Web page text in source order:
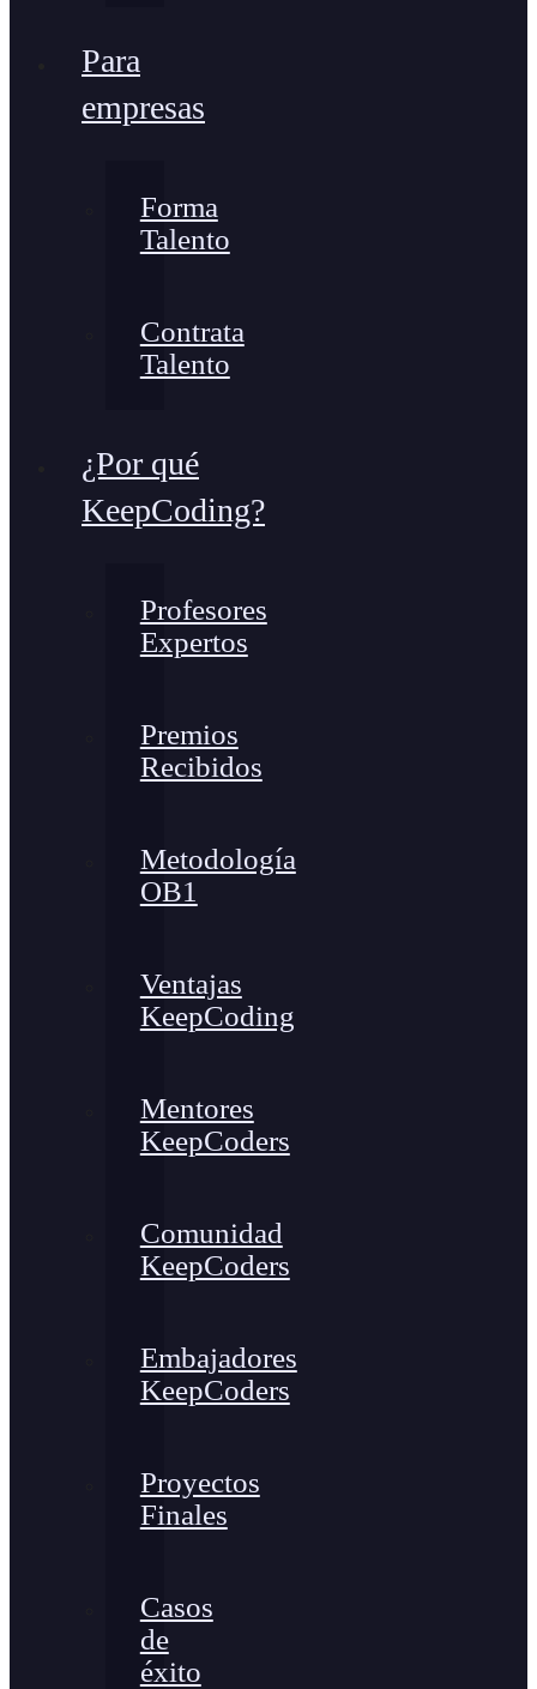
Para
empresas
Forma
Talento
Contrata
Talento
¿Por qué
KeepCoding?
Profesores
Expertos
Premios
Recibidos
Metodología
OB1
Ventajas
KeepCoding
Mentores
KeepCoders
Comunidad
KeepCoders
Embajadores
KeepCoders
Proyectos
Finales
Casos
de
éxito